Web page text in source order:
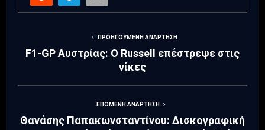
ΠΡΟΗΓΟΎΜΕΝΗ ΑΝΆΡΤΗΣΗ
F1-GP Αυστρίας: O Russell επέστρεψε στις
νίκες
ΕΠΌΜΕΝΗ ΑΝΆΡΤΗΣΗ
Θανάσης Παπακωνσταντίνου: Δισκογραφική